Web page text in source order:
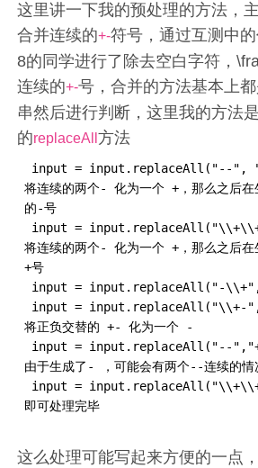
这里讲一下我的预处理的方法，
合并连续的+-符号，通过互测中
8的同学进行了除去空白字符，
连续的+-号，合并的方法基本上
串然后进行判断，这里我的方法
的replaceAll方法
input =
将连续的两个- 化为一个 +，那么之后在
的-号
input =
将连续的两个- 化为一个 +，那么之后在
+号
input = input.replaceAll("-
input =
将正负交替的 +- 化为一个 -
input =
由于生成了- ，可能会有两个--连续的情
input =
即可处理完毕
这么处理可能写起来方便的一点